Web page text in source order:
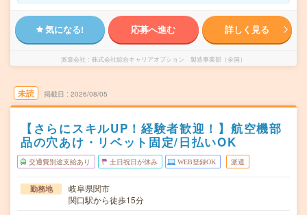
気になる! 応募へ進む 詳しく見る
派遣会社 株式会社綜合キャリアオプション 製造事業部（全国）
未読 掲載日 2026/08/05
【さらにスキルUP！経験者歓迎！】航空機部
品の穴あけ・リベット固定/日払いOK
交通費別途支給あり 土日祝日が休み WEB登録OK 派遣
勤務地
岐阜県関市
関口駅から徒歩15分